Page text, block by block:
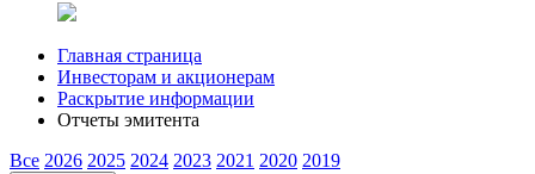
Главная страница
Инвесторам и акционерам
Раскрытие информации
Отчеты эмитента
Все 2026 2025 2024 2023 2021 2020 2019